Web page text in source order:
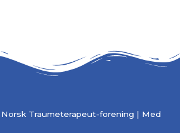
Traumeterapeut-forening | Med